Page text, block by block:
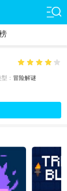
： 冒险解谜